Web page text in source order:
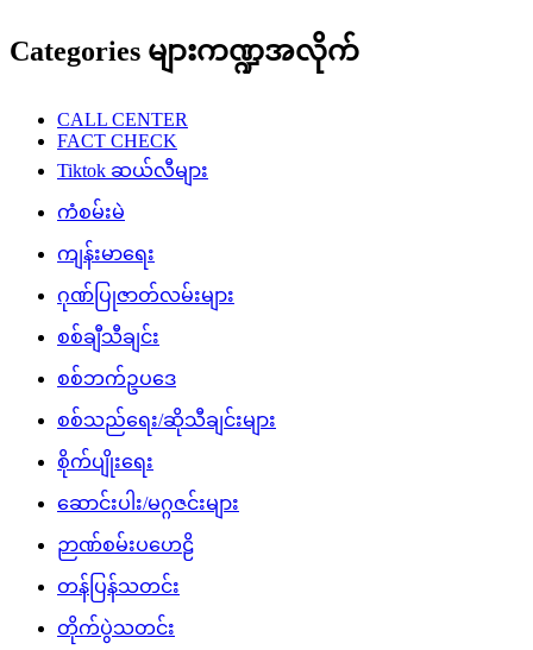
Categories များကဏ္ဍအလိုက်
CALL CENTER
FACT CHECK
Tiktok ဆယ်လီများ
ကံစမ်းမဲ
ကျန်းမာရေး
ဂုဏ်ပြုဇာတ်လမ်းများ
စစ်ချီသီချင်း
စစ်ဘက်ဥပဒေ
စစ်သည်ရေး/ဆိုသီချင်းများ
စိုက်ပျိုးရေး
ဆောင်းပါး/မဂ္ဂဇင်းများ
ဉာဏ်စမ်းပဟေဠိ
တန်ပြန်သတင်း
တိုက်ပွဲသတင်း